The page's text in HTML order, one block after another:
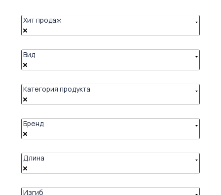
Хит продаж
Вид
Категория продукта
Бренд
Длина
Изгиб